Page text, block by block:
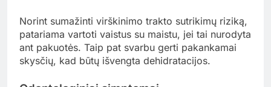
Norint sumažinti virškinimo trakto sutrikimų riziką,
patariama vartoti vaistus su maistu, jei tai nurodyta
ant pakuotės. Taip pat svarbu gerti pakankamai
skysčių, kad būtų išvengta dehidratacijos.